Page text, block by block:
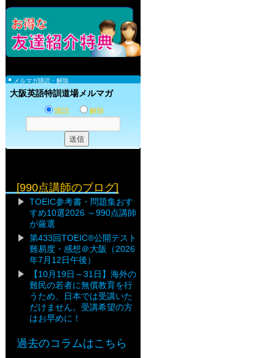
メルマガ購読・解除
大阪英語特訓道場メルマガ
購読 解除
[990点講師のブログ]
TOEIC参考書・問題集おす
すめ10選2026 ～990点講師
が厳選
第433回TOEIC®公開テスト
難易度・感想＠大阪（2026
年7月12日午後）
【10月19日～31日】海外の
難民の若者に無償教育を行
うため、日本では受講いた
だけません。受講希望の方
はお早めに！
過去のコラムはこちら